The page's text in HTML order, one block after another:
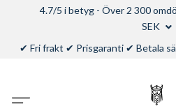
4.7/5 i betyg - Över 2 300
SEK
✔ Fri frakt ✔ Prisgaranti ✔ Betala